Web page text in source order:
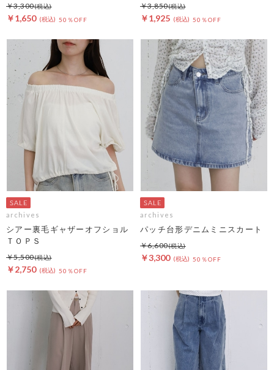
￥1,650 50％OFF
￥3,300
￥1,925 50％OFF
￥3,850
archives
シアー裏毛ギャザーオフショル
ＴＯＰＳ
￥2,750 50％OFF
￥5,500
archives
パッチ台形デニムミニスカート
￥3,300 50％OFF
￥6,600